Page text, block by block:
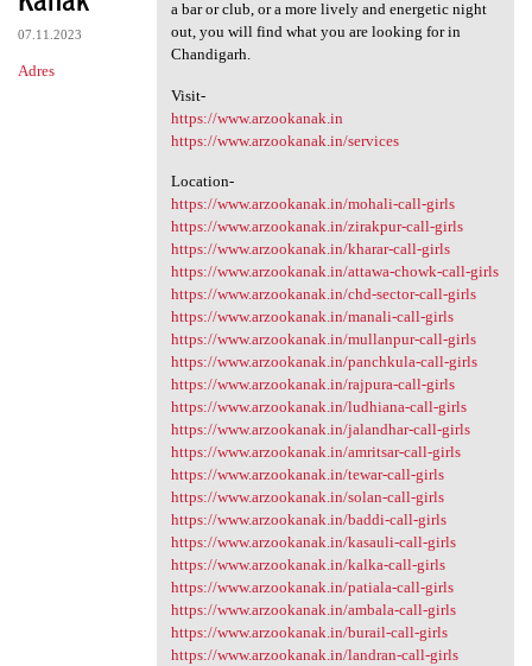
07.11.2023
Adres
a bar or club, or a more lively and energetic night
out, you will find what you are looking for in
Chandigarh.
Visit-
https://www.arzookanak.in
https://www.arzookanak.in/services
Location-
https://www.arzookanak.in/mohali-call-girls
https://www.arzookanak.in/zirakpur-call-girls
https://www.arzookanak.in/kharar-call-girls
https://www.arzookanak.in/attawa-chowk-call-girls
https://www.arzookanak.in/chd-sector-call-girls
https://www.arzookanak.in/manali-call-girls
https://www.arzookanak.in/mullanpur-call-girls
https://www.arzookanak.in/panchkula-call-girls
https://www.arzookanak.in/rajpura-call-girls
https://www.arzookanak.in/ludhiana-call-girls
https://www.arzookanak.in/jalandhar-call-girls
https://www.arzookanak.in/amritsar-call-girls
https://www.arzookanak.in/tewar-call-girls
https://www.arzookanak.in/solan-call-girls
https://www.arzookanak.in/baddi-call-girls
https://www.arzookanak.in/kasauli-call-girls
https://www.arzookanak.in/kalka-call-girls
https://www.arzookanak.in/patiala-call-girls
https://www.arzookanak.in/ambala-call-girls
https://www.arzookanak.in/burail-call-girls
https://www.arzookanak.in/landran-call-girls